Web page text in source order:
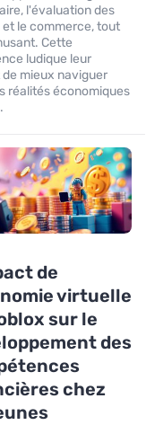
l'évaluation des
et le commerce, tout
Cette
ludique leur
mieux naviguer
réalités économiques
de
virtuelle
sur le
des
chez